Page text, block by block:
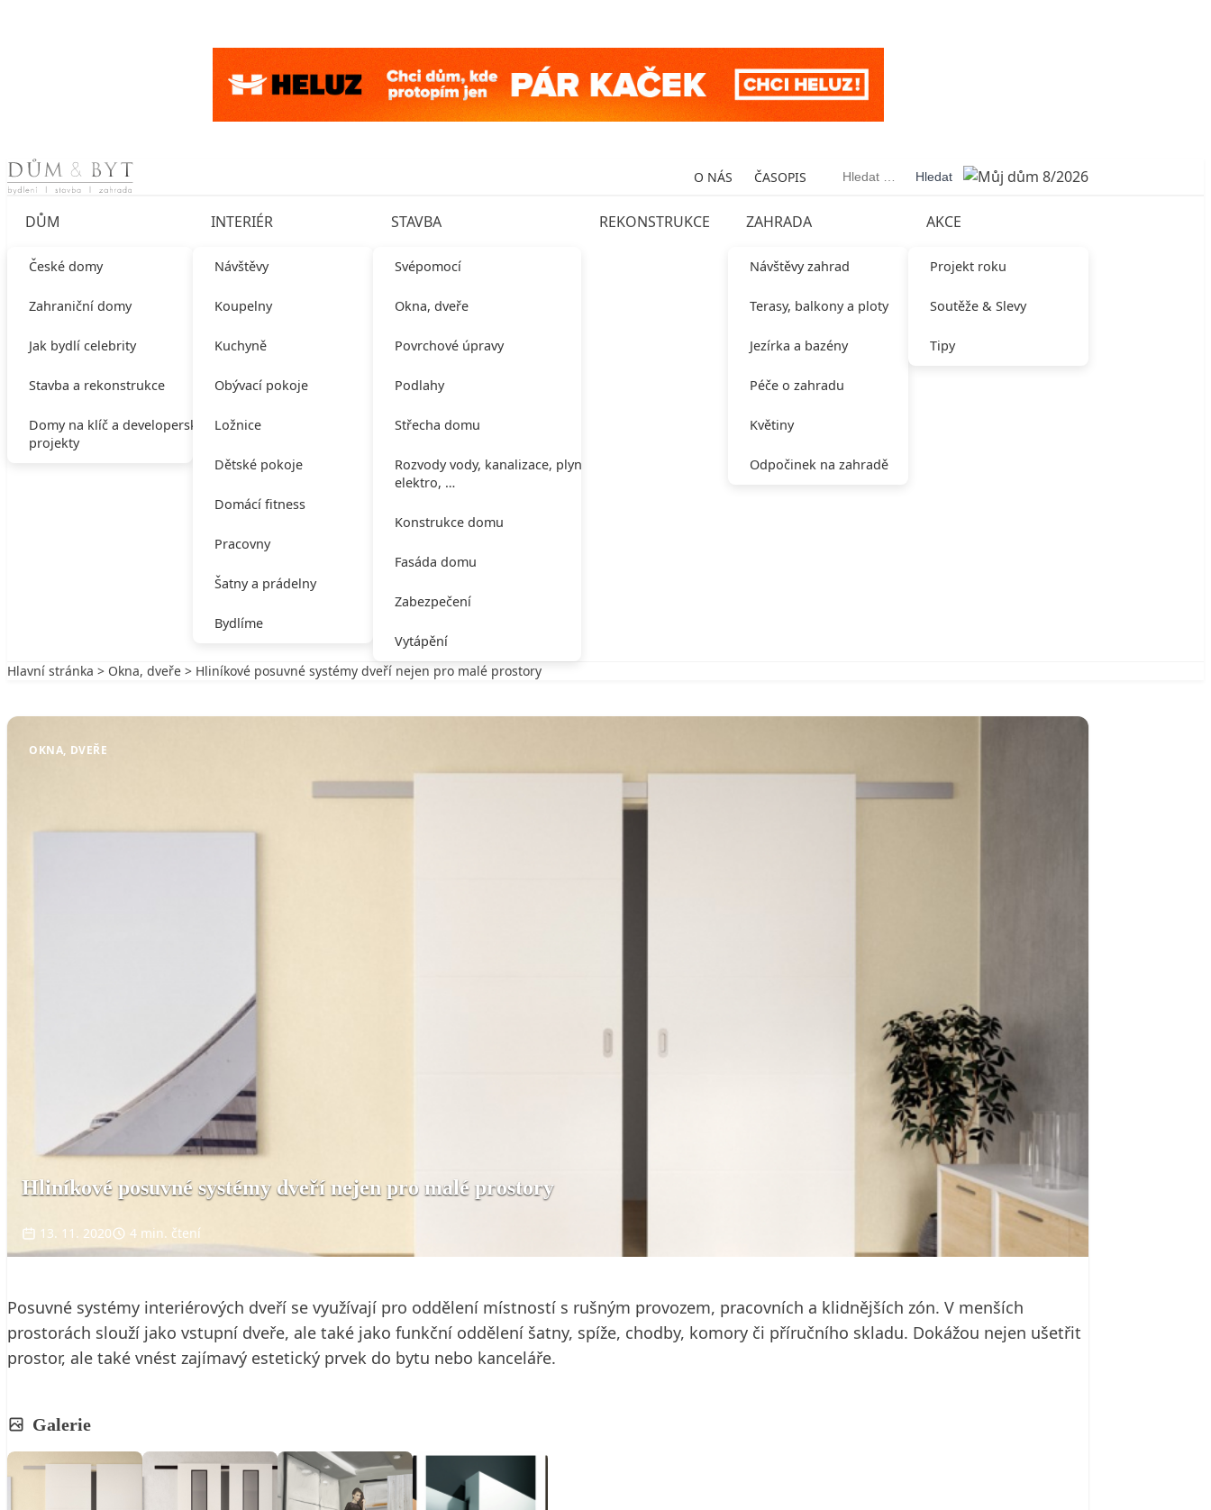
Skip to content O NÁS ČASOPIS Vyhledávání
DŮM
České domy
Zahraniční domy
Jak bydlí celebrity
Stavba a rekonstrukce
Domy na klíč a developerské
projekty
INTERIÉR
Návštěvy
Koupelny
Kuchyně
Obývací pokoje
Ložnice
Dětské pokoje
Domácí fitness
Pracovny
Šatny a prádelny
Bydlíme
STAVBA
Svépomocí
Okna, dveře
Povrchové úpravy
Podlahy
Střecha domu
Rozvody vody, kanalizace, plynu,
elektro, …
Konstrukce domu
Fasáda domu
Zabezpečení
Vytápění
REKONSTRUKCE ZAHRADA
Návštěvy zahrad
Terasy, balkony a ploty
Jezírka a bazény
Péče o zahradu
Květiny
Odpočinek na zahradě
AKCE
Projekt roku
Soutěže & Slevy
Tipy
Hlavní stránka > Okna, dveře > Hliníkové posuvné systémy dveří nejen pro malé prostory
OKNA, DVEŘE
Hliníkové posuvné systémy dveří nejen pro malé prostory
13. 11. 2020 4 min. čtení
Posuvné systémy interiérových dveří se využívají pro oddělení místností s rušným provozem, pracovních a klidnějších zón. V menších
prostorách slouží jako vstupní dveře, ale také jako funkční oddělení šatny, spíže, chodby, komory či příručního skladu. Dokážou nejen ušetřit
prostor, ale také vnést zajímavý estetický prvek do bytu nebo kanceláře.
Galerie